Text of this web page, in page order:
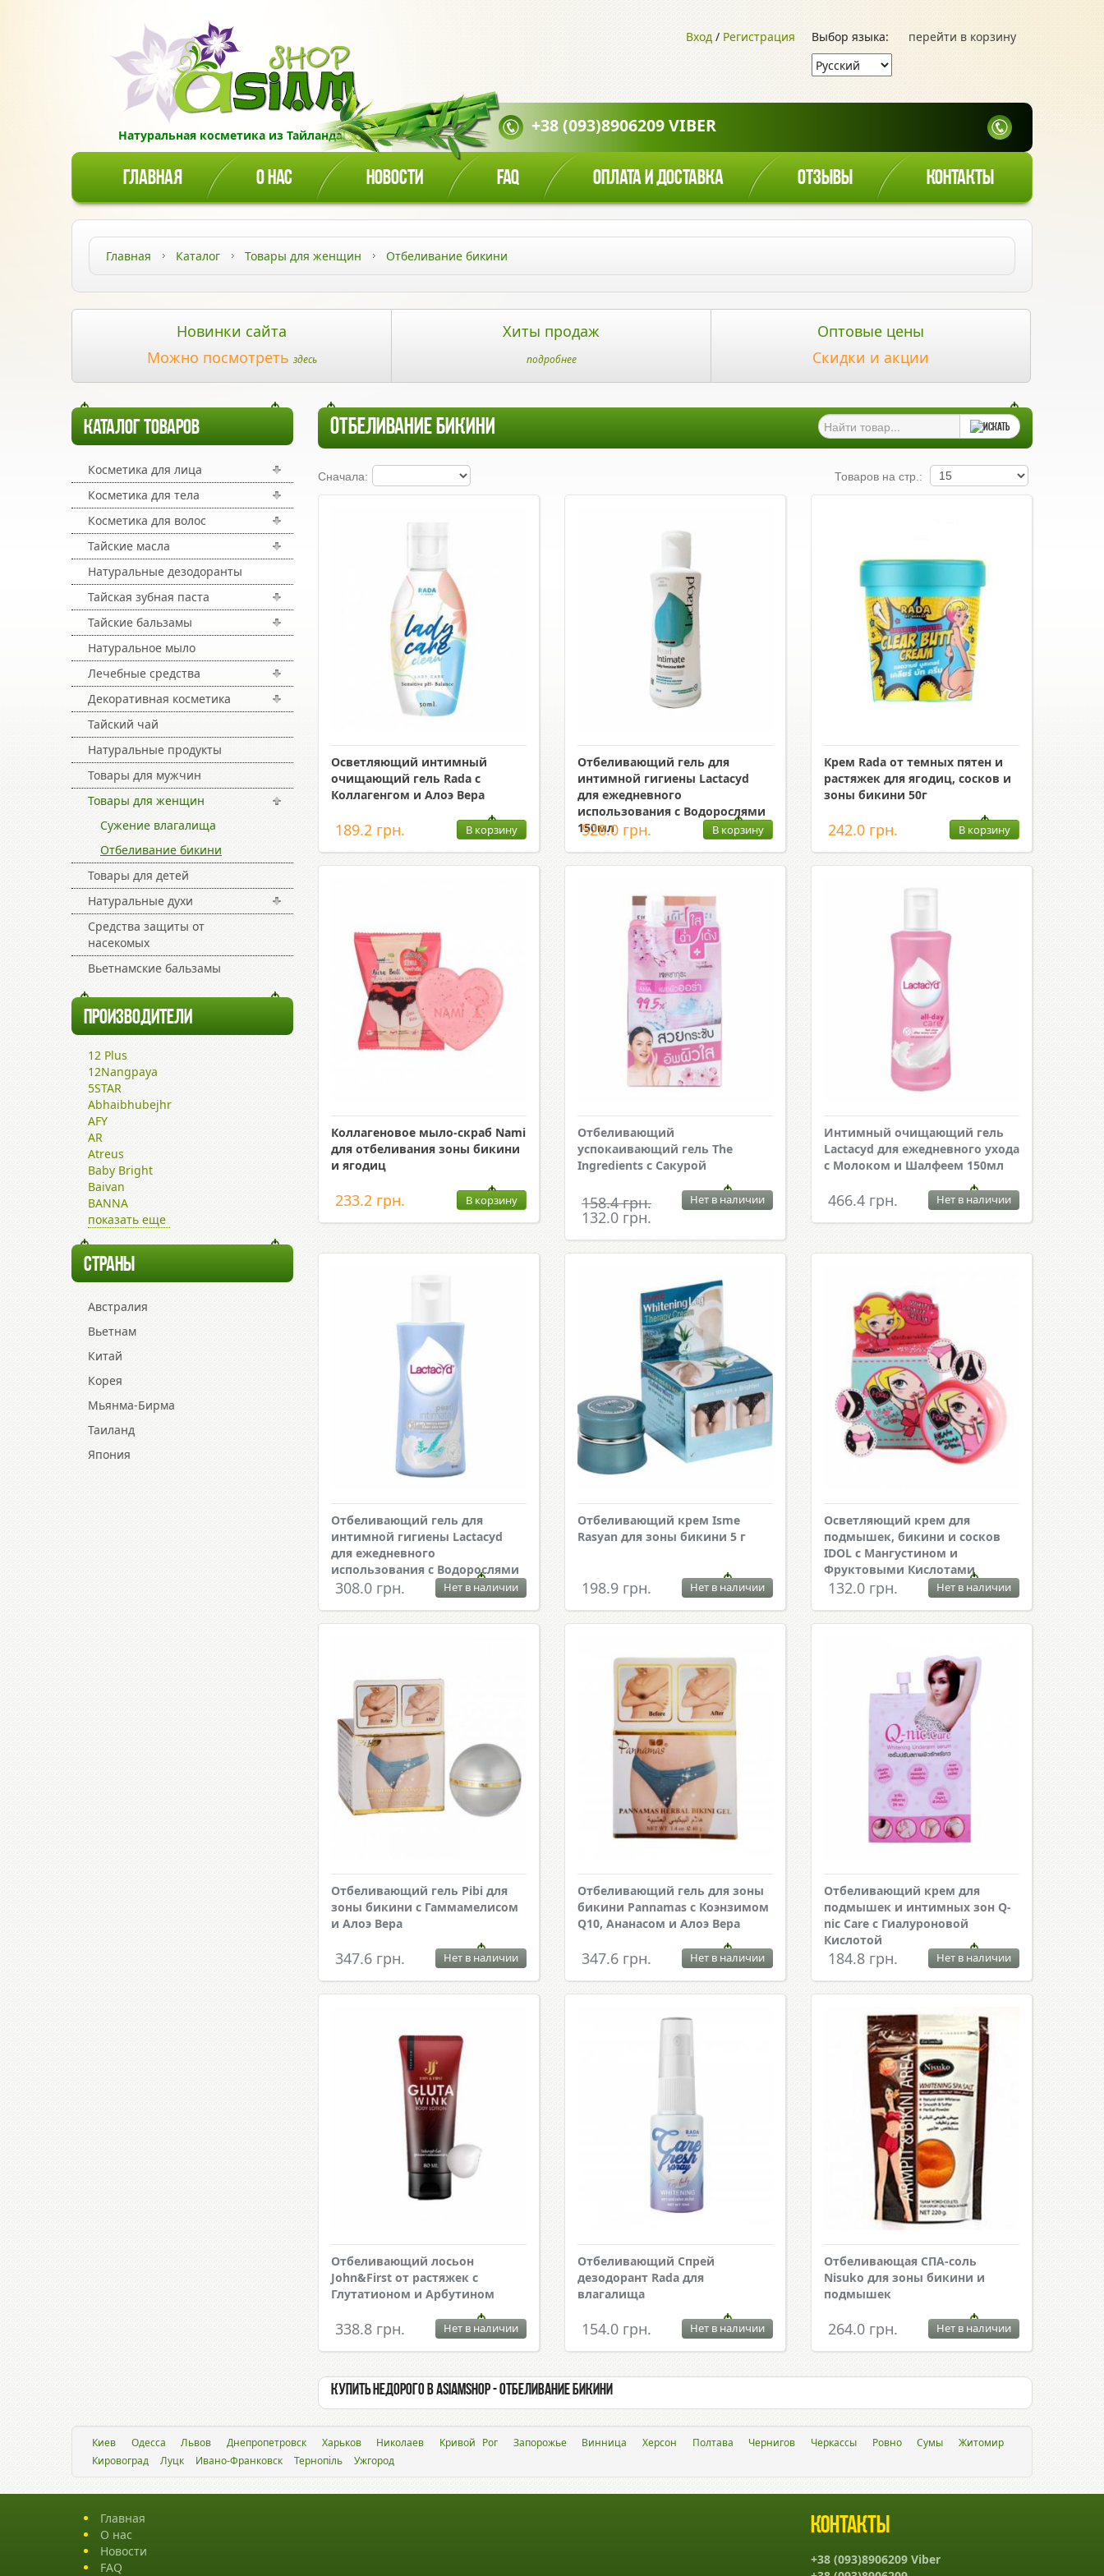
Натуральная косметика из Тайланда!
перейти в корзину
Выбор языка:
Вход / Регистрация
+38 (093)8906209 VIBER
ГЛАВНАЯ О НАС НОВОСТИ FAQ ОПЛАТА И ДОСТАВКА ОТЗЫВЫ КОНТАКТЫ
Главная Каталог Товары для женщин Отбеливание бикини
Новинки сайта
Можно посмотреть здесь
Хиты продаж
подробнее
Оптовые цены
Скидки и акции
КАТАЛОГ ТОВАРОВ
Косметика для лица
Косметика для тела
Косметика для волос
Тайские масла
Натуральные дезодоранты
Тайская зубная паста
Тайские бальзамы
Натуральное мыло
Лечебные средства
Декоративная косметика
Тайский чай
Натуральные продукты
Товары для мужчин
Товары для женщин
Сужение влагалища
Отбеливание бикини
Товары для детей
Натуральные духи
Средства защиты от
насекомых
Вьетнамские бальзамы
ПРОИЗВОДИТЕЛИ
12 Plus
12Nangpaya
5STAR
Abhaibhubejhr
AFY
AR
Atreus
Baby Bright
Baivan
BANNA
показать еще
СТРАНЫ
Австралия
Вьетнам
Китай
Корея
Мьянма-Бирма
Таиланд
Япония
ОТБЕЛИВАНИЕ БИКИНИ
Сначала: Товаров на стр.:
Осветляющий интимный
очищающий гель Rada c
Коллагенгом и Алоэ Вера
189.2 грн. В корзину
Отбеливающий гель для
интимной гигиены Lactacyd
для ежедневного
использования с Водорослями
150мл
528.0 грн. В корзину
Крем Rada от темных пятен и
растяжек для ягодиц, сосков и
зоны бикини 50г
242.0 грн. В корзину
Коллагеновое мыло-скраб Nami
для отбеливания зоны бикини
и ягодиц
233.2 грн. В корзину
Отбеливающий
успокаивающий гель The
Ingredients с Сакурой
158.4 грн.
132.0 грн.
Нет в наличии
Интимный очищающий гель
Lactacyd для ежедневного ухода
с Молоком и Шалфеем 150мл
466.4 грн. Нет в наличии
Отбеливающий гель для
интимной гигиены Lactacyd
для ежедневного
использования с Водорослями
308.0 грн. Нет в наличии
Отбеливающий крем Isme
Rasyan для зоны бикини 5 г
198.9 грн. Нет в наличии
Осветляющий крем для
подмышек, бикини и сосков
IDOL с Мангустином и
Фруктовыми Кислотами
132.0 грн. Нет в наличии
Отбеливающий гель Pibi для
зоны бикини с Гаммамелисом
и Алоэ Вера
347.6 грн. Нет в наличии
Отбеливающий гель для зоны
бикини Pannamas с Коэнзимом
Q10, Ананасом и Алоэ Вера
347.6 грн. Нет в наличии
Отбеливающий крем для
подмышек и интимных зон Q-
nic Care с Гиалуроновой
Кислотой
184.8 грн. Нет в наличии
Отбеливающий лосьон
John&First от растяжек с
Глутатионом и Арбутином
338.8 грн. Нет в наличии
Отбеливающий Спрей
дезодорант Rada для
влагалища
154.0 грн. Нет в наличии
Отбеливающая СПА-соль
Nisuko для зоны бикини и
подмышек
264.0 грн. Нет в наличии
Купить недорого в asiamshop - Отбеливание бикини
Киев Одесса Львов Днепропетровск Харьков Николаев Кривой Рог Запорожье Винница Херсон Полтава Чернигов Черкассы Ровно Сумы
Житомир
Кировоград
Луцк Ивано-Франковск Тернопіль Ужгород
Главная
О нас
Новости
FAQ
Контакты
+38 (093)8906209 Viber